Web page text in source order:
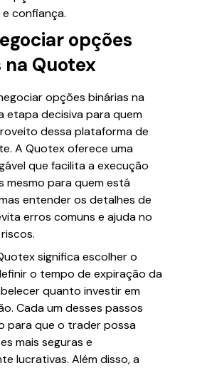
confiança.
opções
na Quotex
opções binárias na
etapa decisiva para quem
dessa plataforma de
A Quotex oferece uma
que facilita a execução
mesmo para quem está
entender os detalhes de
erros comuns e ajuda no
significa escolher o
o tempo de expiração da
quanto investir em
Cada um desses passos
para que o trader possa
mais seguras e
lucrativas. Além disso, a